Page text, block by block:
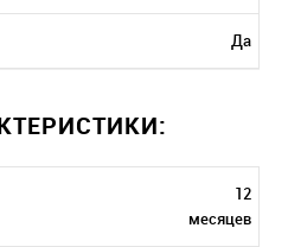
Да
12
месяцев